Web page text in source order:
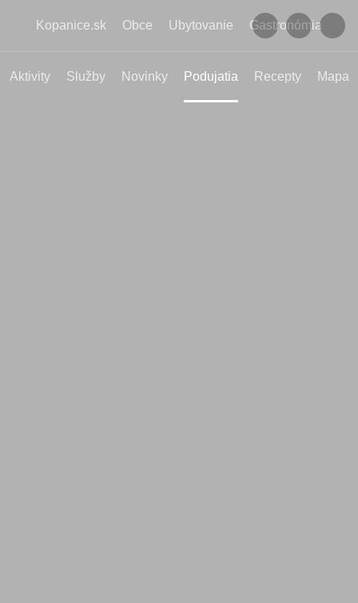
Kopanice.sk Obce Ubytovanie Gastronómia
Aktivity Služby Novinky Podujatia Recepty Mapa